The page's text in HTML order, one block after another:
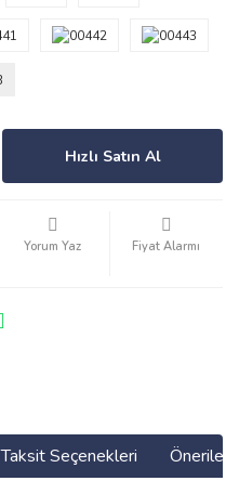
Hızlı Satın Al
Yorum Yaz Fiyat Alarmı
Taksit Seçenekleri